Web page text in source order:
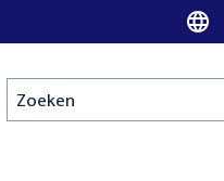
Zoeken